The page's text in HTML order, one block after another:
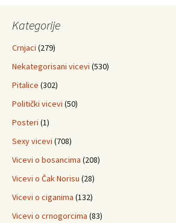
Kategorije
Crnjaci (279)
Nekategorisani vicevi (530)
Pitalice (302)
Politički vicevi (50)
Posteri (1)
Sexy vicevi (708)
Vicevi o bosancima (208)
Vicevi o Čak Norisu (28)
Vicevi o ciganima (132)
Vicevi o crnogorcima (83)